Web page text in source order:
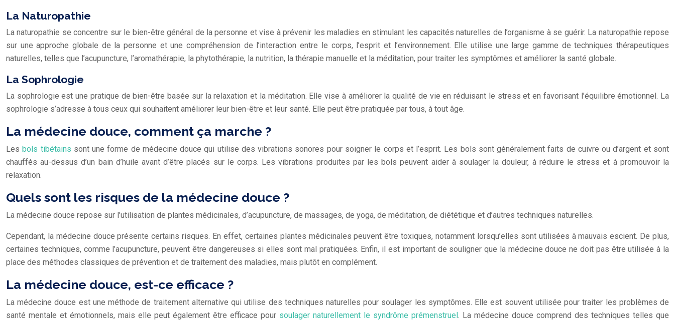
La Naturopathie
La naturopathie se concentre sur le bien-être général de la personne et vise à prévenir les maladies en stimulant les capacités naturelles de l’organisme à se guérir. La naturopathie repose
sur une approche globale de la personne et une compréhension de l’interaction entre le corps, l’esprit et l’environnement. Elle utilise une large gamme de techniques thérapeutiques
naturelles, telles que l’acupuncture, l’aromathérapie, la phytothérapie, la nutrition, la thérapie manuelle et la méditation, pour traiter les symptômes et améliorer la santé globale.
La Sophrologie
La sophrologie est une pratique de bien-être basée sur la relaxation et la méditation. Elle vise à améliorer la qualité de vie en réduisant le stress et en favorisant l’équilibre émotionnel. La
sophrologie s’adresse à tous ceux qui souhaitent améliorer leur bien-être et leur santé. Elle peut être pratiquée par tous, à tout âge.
La médecine douce, comment ça marche ?
Lesbols tibétains sont une forme de médecine douce qui utilise des vibrations sonores pour soigner le corps et l’esprit. Les bols sont généralement faits de cuivre ou d’argent et sont
chauffés au-dessus d’un bain d’huile avant d’être placés sur le corps. Les vibrations produites par les bols peuvent aider à soulager la douleur, à réduire le stress et à promouvoir la
relaxation.
Quels sont les risques de la médecine douce ?
La médecine douce repose sur l’utilisation de plantes médicinales, d’acupuncture, de massages, de yoga, de méditation, de diététique et d’autres techniques naturelles.
Cependant, la médecine douce présente certains risques. En effet, certaines plantes médicinales peuvent être toxiques, notamment lorsqu’elles sont utilisées à mauvais escient. De plus,
certaines techniques, comme l’acupuncture, peuvent être dangereuses si elles sont mal pratiquées. Enfin, il est important de souligner que la médecine douce ne doit pas être utilisée à la
place des méthodes classiques de prévention et de traitement des maladies, mais plutôt en complément.
La médecine douce, est-ce efficace ?
La médecine douce est une méthode de traitement alternative qui utilise des techniques naturelles pour soulager les symptômes. Elle est souvent utilisée pour traiter les problèmes de
santé mentale et émotionnels, mais elle peut également être efficace pour soulager naturellement le syndrôme prémenstruel. La médecine douce comprend des techniques telles que